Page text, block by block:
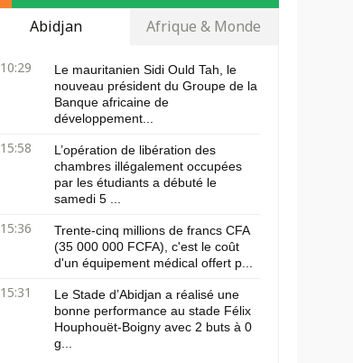
Abidjan Afrique & Monde
10:29
Le mauritanien Sidi Ould Tah, le
nouveau président du Groupe de la
Banque africaine de
développement...
15:58
L’opération de libération des
chambres illégalement occupées
par les étudiants a débuté le
samedi 5 ...
15:36
Trente-cinq millions de francs CFA
(35 000 000 FCFA), c'est le coût
d'un équipement médical offert p...
15:31
Le Stade d’Abidjan a réalisé une
bonne performance au stade Félix
Houphouët-Boigny avec 2 buts à 0
g...